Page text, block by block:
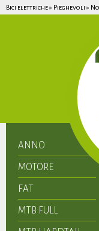
Bici elettriche » Pieghevoli »
ANNO
MOTORE
FAT
MTB FULL